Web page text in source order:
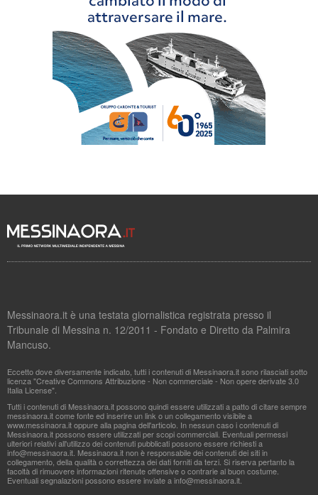
Messinaora.it è una testata giornalistica registrata presso il
Tribunale di Messina n. 12/2011 - Fondato e Diretto da Palmira
Mancuso.
Eccetto dove diversamente indicato, tutti i contenuti di Messinaora.it sono rilasciati sotto
licenza "Creative Commons Attribuzione - Non commerciale - Non opere derivate 3.0
Italia License".
Tutti i contenuti di Messinaora.it possono quindi essere utilizzati a patto di citare sempre
messinaora.it come fonte ed inserire un link o un collegamento visibile a
www.messinaora.it oppure alla pagina dell'articolo. In nessun caso i contenuti di
Messinaora.it possono essere utilizzati per scopi commerciali. Eventuali permessi
ulteriori relativi all'utilizzo dei contenuti pubblicati possono essere richiesti a
info@messinaora.it . Messinaora.it non è responsabile dei contenuti dei siti in
collegamento, della qualità o correttezza dei dati forniti da terzi. Si riserva pertanto la
facoltà di rimuovere informazioni ritenute offensive o contrarie al buon costume.
Eventuali segnalazioni possono essere inviate ainfo@messinaora.it